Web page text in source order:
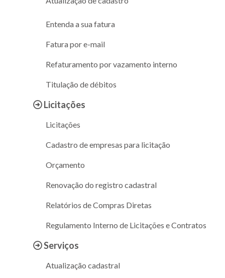
Entenda a sua fatura
Fatura por e-mail
Refaturamento por vazamento interno
Titulação de débitos
Licitações
Licitações
Cadastro de empresas para licitação
Orçamento
Renovação do registro cadastral
Relatórios de Compras Diretas
Regulamento Interno de Licitações e Contratos
Serviços
Atualização cadastral